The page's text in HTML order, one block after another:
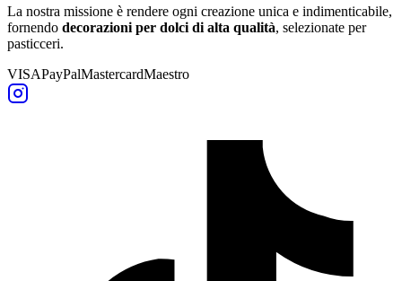
La nostra missione è rendere ogni creazione unica e indimenticabile,
fornendo decorazioni per dolci di alta qualità, selezionate per
pasticceri.
VISAPayPalMastercardMaestro